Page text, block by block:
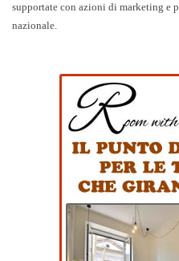
supportate con azioni di marketing e
nazionale.